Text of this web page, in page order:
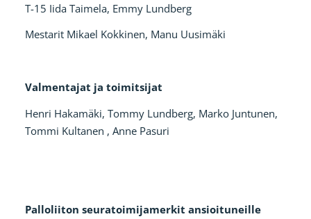
T-15 Iida Taimela, Emmy Lundberg
Mestarit Mikael Kokkinen, Manu Uusimäki
Valmentajat ja toimitsijat
Henri Hakamäki, Tommy Lundberg, Marko Juntunen,
Tommi Kultanen , Anne Pasuri
Palloliiton seuratoimijamerkit ansioituneille